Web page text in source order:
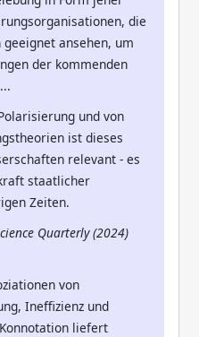
die
ansehen, um
der kommenden
und von
ist dieses
relevant - es
staatlicher
Zeiten.
Quarterly (2024)
von
Ineffizienz und
liefert